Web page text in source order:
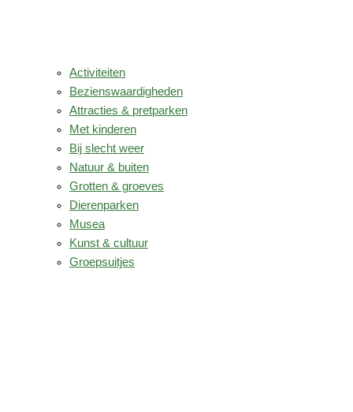
Activiteiten
Bezienswaardigheden
Attracties & pretparken
Met kinderen
Bij slecht weer
Natuur & buiten
Grotten & groeves
Dierenparken
Musea
Kunst & cultuur
Groepsuitjes